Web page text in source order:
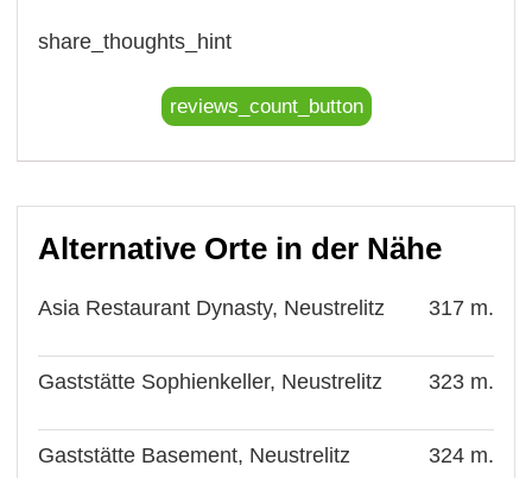
share_thoughts_hint
reviews_count_button
Alternative Orte in der Nähe
Asia Restaurant Dynasty, Neustrelitz 317 m.
Gaststätte Sophienkeller, Neustrelitz 323 m.
Gaststätte Basement, Neustrelitz 324 m.